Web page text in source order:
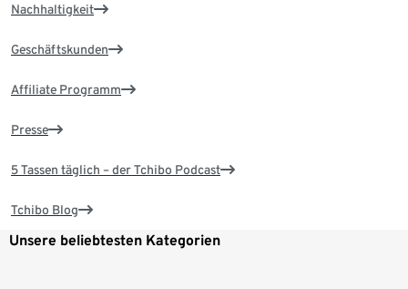
Nachhaltigkeit
Geschäftskunden
Affiliate Programm
Presse
5 Tassen täglich – der Tchibo Podcast
Tchibo Blog
Unsere beliebtesten Kategorien